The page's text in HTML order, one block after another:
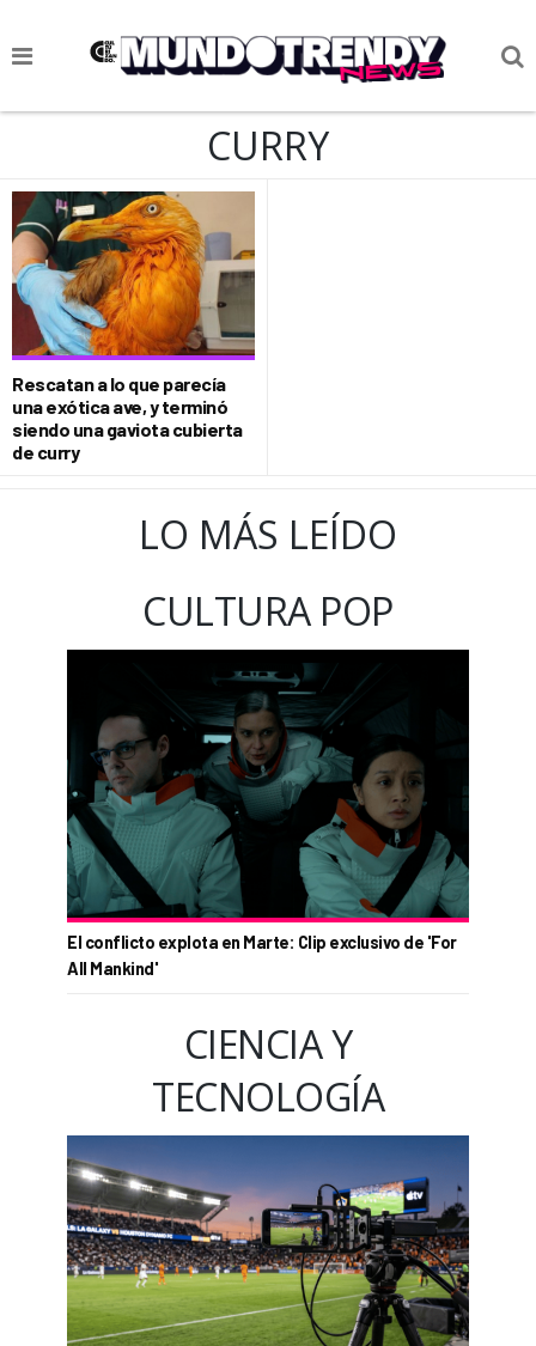
NOTICIAS
CIENCIA Y TECNOLOGÍA
VIDA
SOCIEDAD
CURRY
Rescatan a lo que parecía
una exótica ave, y terminó
siendo una gaviota cubierta
de curry
LO MÁS LEÍDO
CULTURA POP
El conflicto explota en Marte: Clip exclusivo de 'For
All Mankind'
CIENCIA Y
TECNOLOGÍA